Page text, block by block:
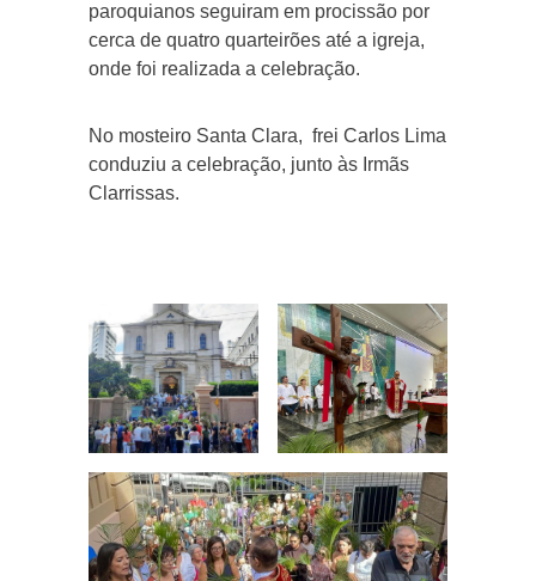
paroquianos seguiram em procissão por
cerca de quatro quarteirões até a igreja,
onde foi realizada a celebração.
No mosteiro Santa Clara, frei Carlos Lima
conduziu a celebração, junto às Irmãs
Clarrissas.